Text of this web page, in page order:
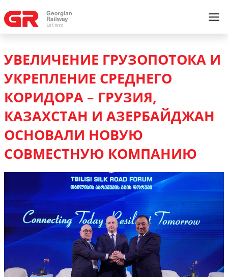
УВЕЛИЧЕНИЕ ГРУЗОПОТОКА И
УКРЕПЛЕНИЕ СРЕДНЕГО
КОРИДОРА – ГРУЗИЯ,
КАЗАХСТАН И АЗЕРБАЙДЖАН
ОСНОВАЛИ НОВУЮ
СОВМЕСТНУЮ КОМПАНИЮ